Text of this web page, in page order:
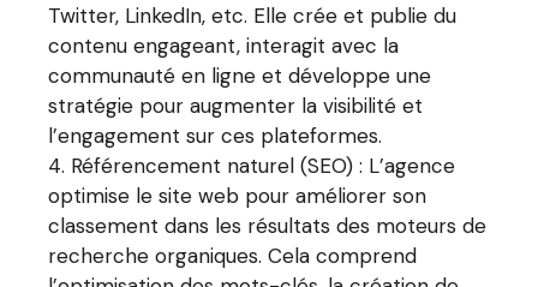
Twitter, LinkedIn, etc. Elle crée et publie du
contenu engageant, interagit avec la
communauté en ligne et développe une
stratégie pour augmenter la visibilité et
l’engagement sur ces plateformes.
Référencement naturel (SEO) : L’agence
optimise le site web pour améliorer son
classement dans les résultats des moteurs de
recherche organiques. Cela comprend